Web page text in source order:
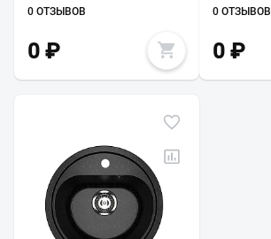
0 ОТЗЫВОВ
0 ₽
0 ОТЗЫВОВ
0₽